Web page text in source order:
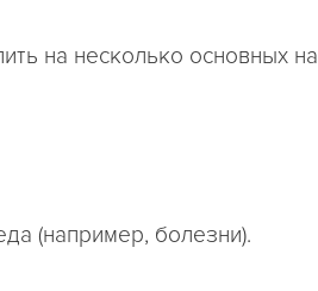
на несколько основных
(например, болезни).